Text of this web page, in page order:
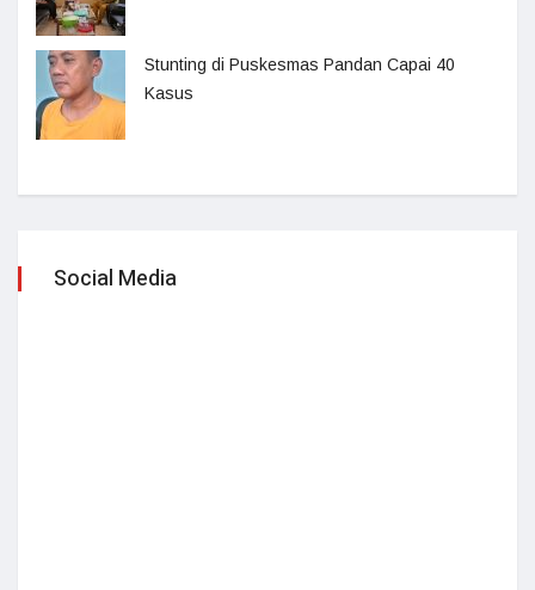
Stunting di Puskesmas Pandan Capai 40
Kasus
Social Media